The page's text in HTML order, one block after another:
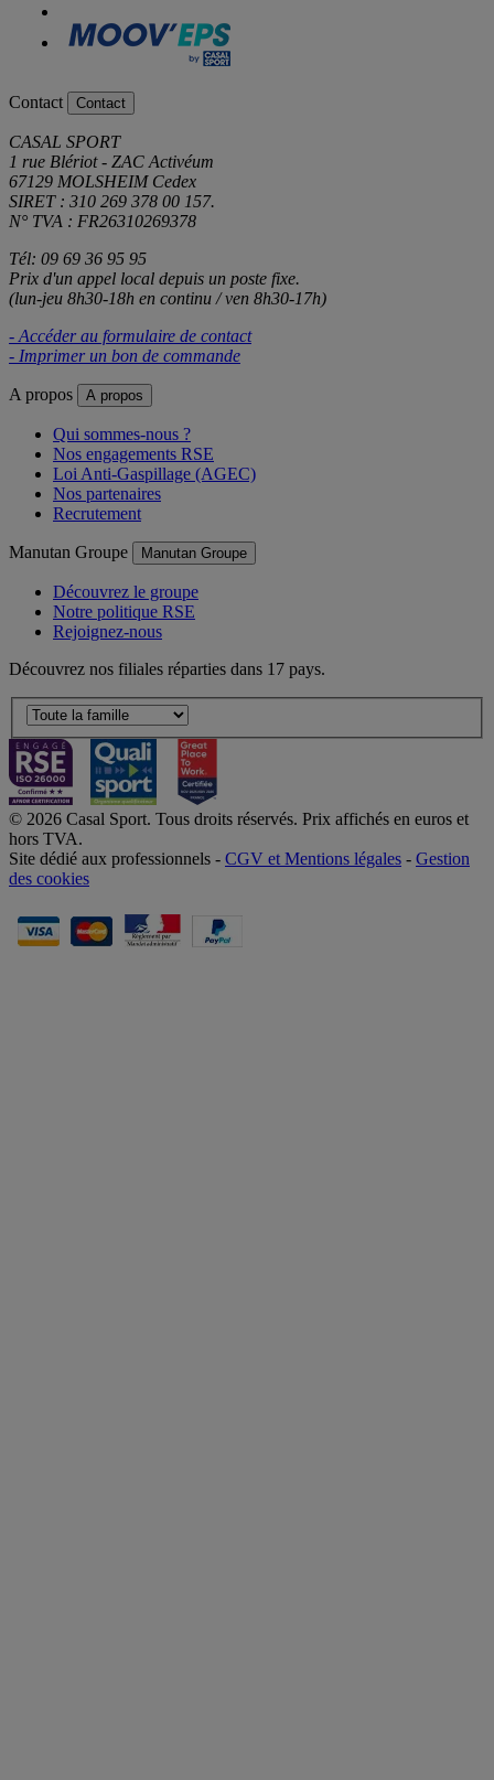
Contact Contact
CASAL SPORT
1 rue Blériot - ZAC Activéum
67129 MOLSHEIM Cedex
SIRET : 310 269 378 00 157.
N° TVA : FR26310269378
Tél: 09 69 36 95 95
Prix d'un appel local depuis un poste fixe.
(lun-jeu 8h30-18h en continu / ven 8h30-17h)
- Accéder au formulaire de contact
- Imprimer un bon de commande
A propos A propos
Qui sommes-nous ?
Nos engagements RSE
Loi Anti-Gaspillage (AGEC)
Nos partenaires
Recrutement
Manutan Groupe Manutan Groupe
Découvrez le groupe
Notre politique RSE
Rejoignez-nous
Découvrez nos filiales réparties dans 17 pays.
© 2026 Casal Sport. Tous droits réservés. Prix affichés en euros et
hors TVA.
Site dédié aux professionnels - CGV et Mentions légales - Gestion
des cookies